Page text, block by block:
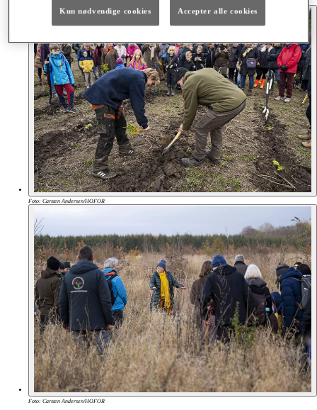
Foto: Carsten Andersen/HOFOR
Foto: Carsten Andersen/HOFOR
Kun nødvendige cookies Accepter alle cookies